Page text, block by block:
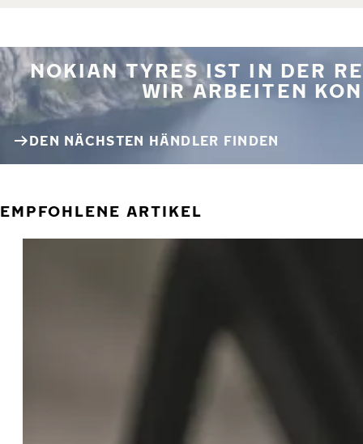
NOKIAN TYRES IST IN DER
WIR ARBEITEN
DEN NÄCHSTEN HÄNDLER FINDEN
EMPFOHLENE ARTIKEL